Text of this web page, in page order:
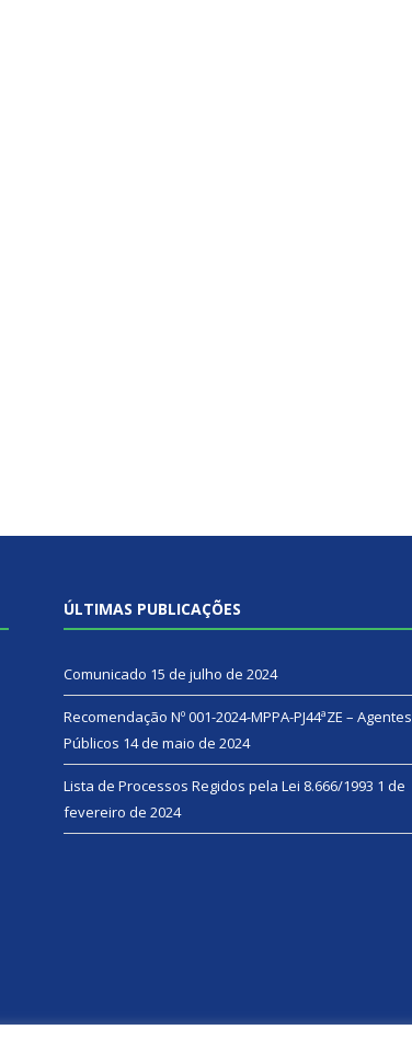
ÚLTIMAS PUBLICAÇÕES
Comunicado 15 de julho de 2024
Recomendação Nº 001-2024-MPPA-PJ44ªZE – Agentes
Públicos 14 de maio de 2024
Lista de Processos Regidos pela Lei 8.666/1993 1 de
fevereiro de 2024